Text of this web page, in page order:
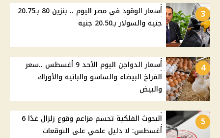
3
أسعار الوقود في مصر اليوم .. بنزين 80 بـ20.75
جنيه والسولار بـ20.50 جنيه
4
أسعار الدواجن اليوم الأحد 9 أغسطس ..سعر
الفراخ البيضاء والساسو والبانيه والأوراك
والبيض
5
البحوث الفلكية تحسم مزاعم وقوع زلزال غدًا 6
أغسطس: لا دليل علمي على التوقعات